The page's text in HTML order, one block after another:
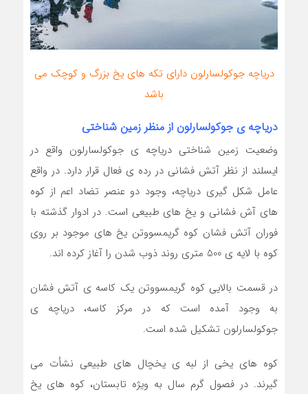
دریاچه جوکولسارلون دارای تکه های یخ بزرگ و کوچک می
باشد
دریاچه ی جوکولسارلون از منظر زمین شناختی
وضعیت زمین شناختی دریاچه ی جوکولسارلون واقع در
ایسلند از نظر آتش فشانی در رده ی فعال قرار دارد. در واقع
عامل شکل گیری دریاچه، وجود دو عنصر تضاد اعم از کوه
های آش فشانی و یخ های طبیعی است. در ادوار گذشته با
فوران آتش فشان کوه گریمسووتن یخ های موجود بر روی
کوه با لایه ی 500 متری روند ذوب شدن را آغاز کرده اند.
در قسمت بالایی کوه گریمسووتن یک کاسه ی آتش فشان
به وجود آمده است که در مرکز کاسه، دریاچه ی
جوکولسارلون تشکیل شده است.
کوه های یخی از لبه ی یخچال های طبیعی نشأت می
گیرند. در فصول گرم سال به ویژه تابستان، کوه های یخ